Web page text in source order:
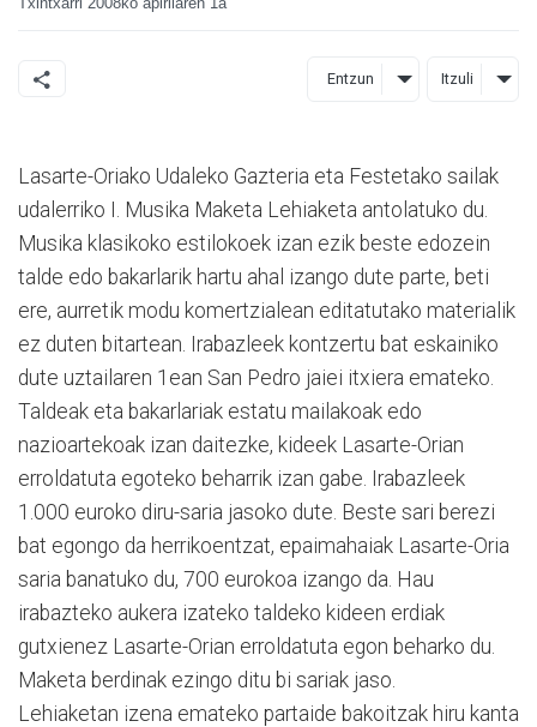
Entzun Itzuli
Lasarte-Oriako Udaleko Gazteria eta Festetako sailak
udalerriko I. Musika Maketa Lehiaketa antolatuko du.
Musika klasikoko estilokoek izan ezik beste edozein
talde edo bakarlarik hartu ahal izango dute parte, beti
ere, aurretik modu komertzialean editatutako materialik
ez duten bitartean. Irabazleek kontzertu bat eskainiko
dute uztailaren 1ean San Pedro jaiei itxiera emateko.
Taldeak eta bakarlariak estatu mailakoak edo
nazioartekoak izan daitezke, kideek Lasarte-Orian
erroldatuta egoteko beharrik izan gabe. Irabazleek
1.000 euroko diru-saria jasoko dute. Beste sari berezi
bat egongo da herrikoentzat, epaimahaiak Lasarte-Oria
saria banatuko du, 700 eurokoa izango da. Hau
irabazteko aukera izateko taldeko kideen erdiak
gutxienez Lasarte-Orian erroldatuta egon beharko du.
Maketa berdinak ezingo ditu bi sariak jaso.
Lehiaketan izena emateko partaide bakoitzak hiru kanta